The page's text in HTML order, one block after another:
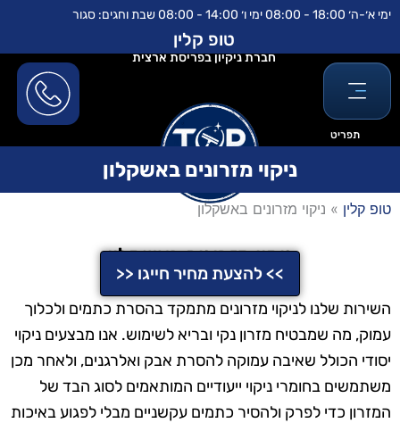
לתוכן
דילוג
ימי א׳-ה׳ 18:00 - 08:00 ימי ו׳ 14:00 - 08:00 שבת וחגים: סגור
תפריט
טופ קלין
חברת ניקיון בפריסת ארצית
ניקוי מזרונים באשקלון
טופ קלין » ניקוי מזרונים באשקלון
ניקוי מזרונים באשקלון
>> להצעת מחיר חייגו <<
השירות שלנו לניקוי מזרונים מתמקד בהסרת כתמים ולכלוך
עמוק, מה שמבטיח מזרון נקי ובריא לשימוש. אנו מבצעים ניקוי
יסודי הכולל שאיבה עמוקה להסרת אבק ואלרגנים, ולאחר מכן
משתמשים בחומרי ניקוי ייעודיים המותאמים לסוג הבד של
המזרון כדי לפרק ולהסיר כתמים עקשניים מבלי לפגוע באיכות